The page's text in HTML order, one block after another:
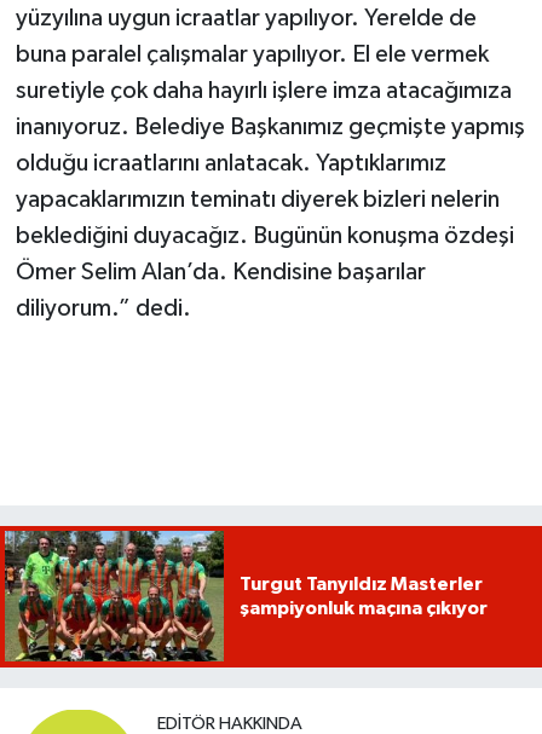
yüzyılına uygun icraatlar yapılıyor. Yerelde de
buna paralel çalışmalar yapılıyor. El ele vermek
suretiyle çok daha hayırlı işlere imza atacağımıza
inanıyoruz. Belediye Başkanımız geçmişte yapmış
olduğu icraatlarını anlatacak. Yaptıklarımız
yapacaklarımızın teminatı diyerek bizleri nelerin
beklediğini duyacağız. Bugünün konuşma özdeşi
Ömer Selim Alan’da. Kendisine başarılar
diliyorum.” dedi.
Turgut Tanyıldız Masterler
şampiyonluk maçına çıkıyor
EDITÖR HAKKINDA